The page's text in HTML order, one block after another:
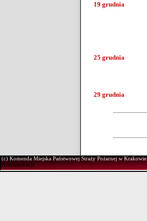
19 grudnia
25 grudnia
29 grudnia
(c) Komenda Miejska Państwowej Straży Pożarnej w Krakowie
Administracja